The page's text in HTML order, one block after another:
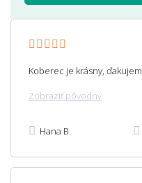
Koberec je krásny, ďakujem
Zobraziť pôvodný
Hana B